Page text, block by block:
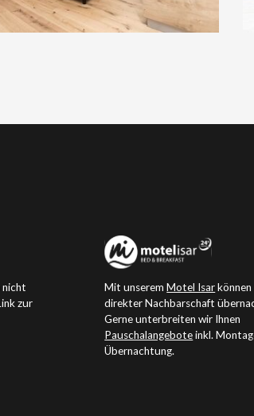
nicht
zur
Mit unseremMotel Isarkönnen
direkter Nachbarschaft
Gerne unterbreiten wir Ihnen
Pauschalangeboteinkl.
Übernachtung.